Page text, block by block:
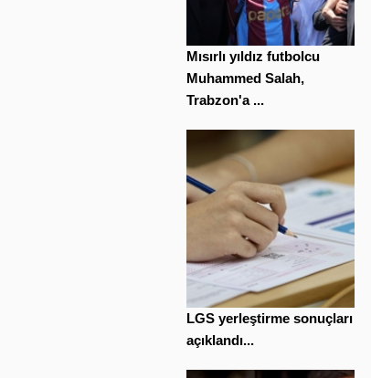
Mısırlı yıldız futbolcu
Muhammed Salah,
Trabzon'a ...
LGS yerleştirme sonuçları
açıklandı...